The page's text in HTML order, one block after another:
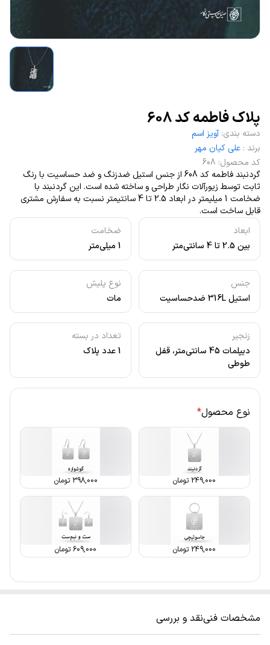
پلاک فاطمه کد 608
ابعاد
بین 2.5 تا 4 سانتی‌متر
ضخامت
1 میلی‌متر
جنس
استیل 316L ضدحساسیت
نوع پلیش
مات
زنجیر
دیپلمات 45 سانتی‌متر، قفل
طوطی
تعداد در بسته
1 عدد پلاک
دسته بندی: آویز اسم
برند : علی کیان مهر
کد محصول:
608
گردنبند فاطمه کد 608 از جنس استیل ضدزنگ و ضد حساسیت با رنگ
ثابت توسط زیورآلات نگار طراحی و ساخته شده است. این گردنبند با
ضخامت 1 میلیمتر در ابعاد 2.5 تا 4 سانتیمتر نسبت به سفارش مشتری
قابل ساخت است.
نوع محصول*
249,000 تومان 398,000 تومان
249,000 تومان 609,000تومان
مشخصات فنینقد و بررسی